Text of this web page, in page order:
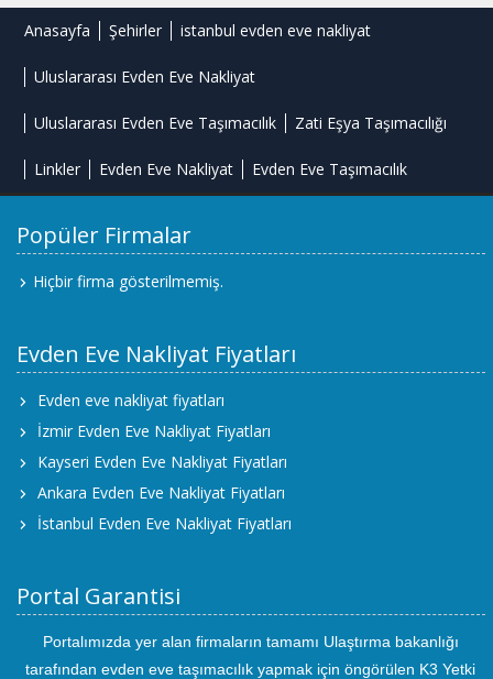
Anasayfa Şehirler istanbul evden eve nakliyat
Uluslararası Evden Eve Nakliyat
Uluslararası Evden Eve Taşımacılık Zati Eşya Taşımacılığı
Linkler Evden Eve Nakliyat Evden Eve Taşımacılık
Popüler Firmalar
Hiçbir firma gösterilmemiş.
Evden Eve Nakliyat Fiyatları
Evden eve nakliyat fiyatları
İzmir Evden Eve Nakliyat Fiyatları
Kayseri Evden Eve Nakliyat Fiyatları
Ankara Evden Eve Nakliyat Fiyatları
İstanbul Evden Eve Nakliyat Fiyatları
Portal Garantisi
Portalımızda yer alan firmaların tamamı Ulaştırma bakanlığı
tarafından evden eve taşımacılık yapmak için öngörülen K3 Yetki